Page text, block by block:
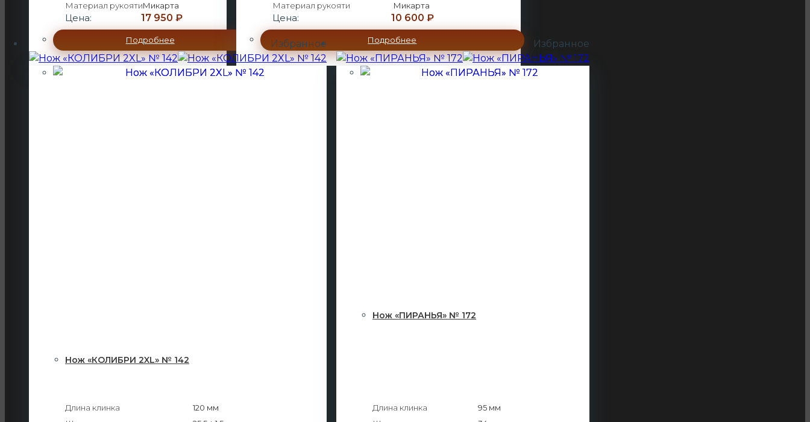
Материал рукоятиМикарта
Цена: 17 950₽
Подробнее
Материал рукояти
Микарта
Цена: 10 600 ₽
Подробнее
Избранное
Нож «КОЛИБРИ 2XL» № 142
Длина клинка
120 мм
Избранное
Нож «ПИРАНЬЯ» № 172
Длина клинка
95 мм